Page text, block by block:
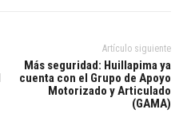
Artículo siguiente
Más seguridad: Huillapima ya
cuenta con el Grupo de Apoyo
Motorizado y Articulado
(GAMA)